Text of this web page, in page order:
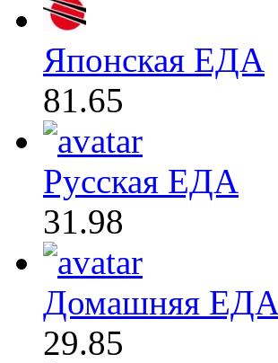
Японская ЕДА
81.65
Русская ЕДА
31.98
Домашняя ЕДА
29.85